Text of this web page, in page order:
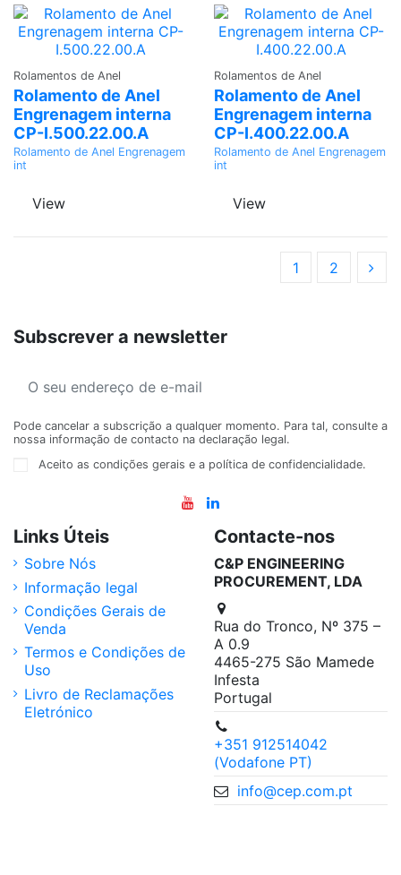
Rolamentos de Anel
Rolamento de Anel
Engrenagem interna
CP-I.500.22.00.A
Rolamento de Anel Engrenagem
int
View
Rolamentos de Anel
Rolamento de Anel
Engrenagem interna
CP-I.400.22.00.A
Rolamento de Anel Engrenagem
int
View
1 2
Subscrever a newsletter
Pode cancelar a subscrição a qualquer momento. Para tal, consulte a
nossa informação de contacto na declaração legal.
Aceito as condições gerais e a política de confidencialidade.
Links Úteis
Sobre Nós
Informação legal
Condições Gerais de
Venda
Termos e Condições de
Uso
Livro de Reclamações
Eletrónico
Contacte-nos
C&P ENGINEERING
PROCUREMENT, LDA
Rua do Tronco, Nº 375 –
A 0.9
4465-275 São Mamede
Infesta
Portugal
+351 912514042
(Vodafone PT)
info@cep.com.pt